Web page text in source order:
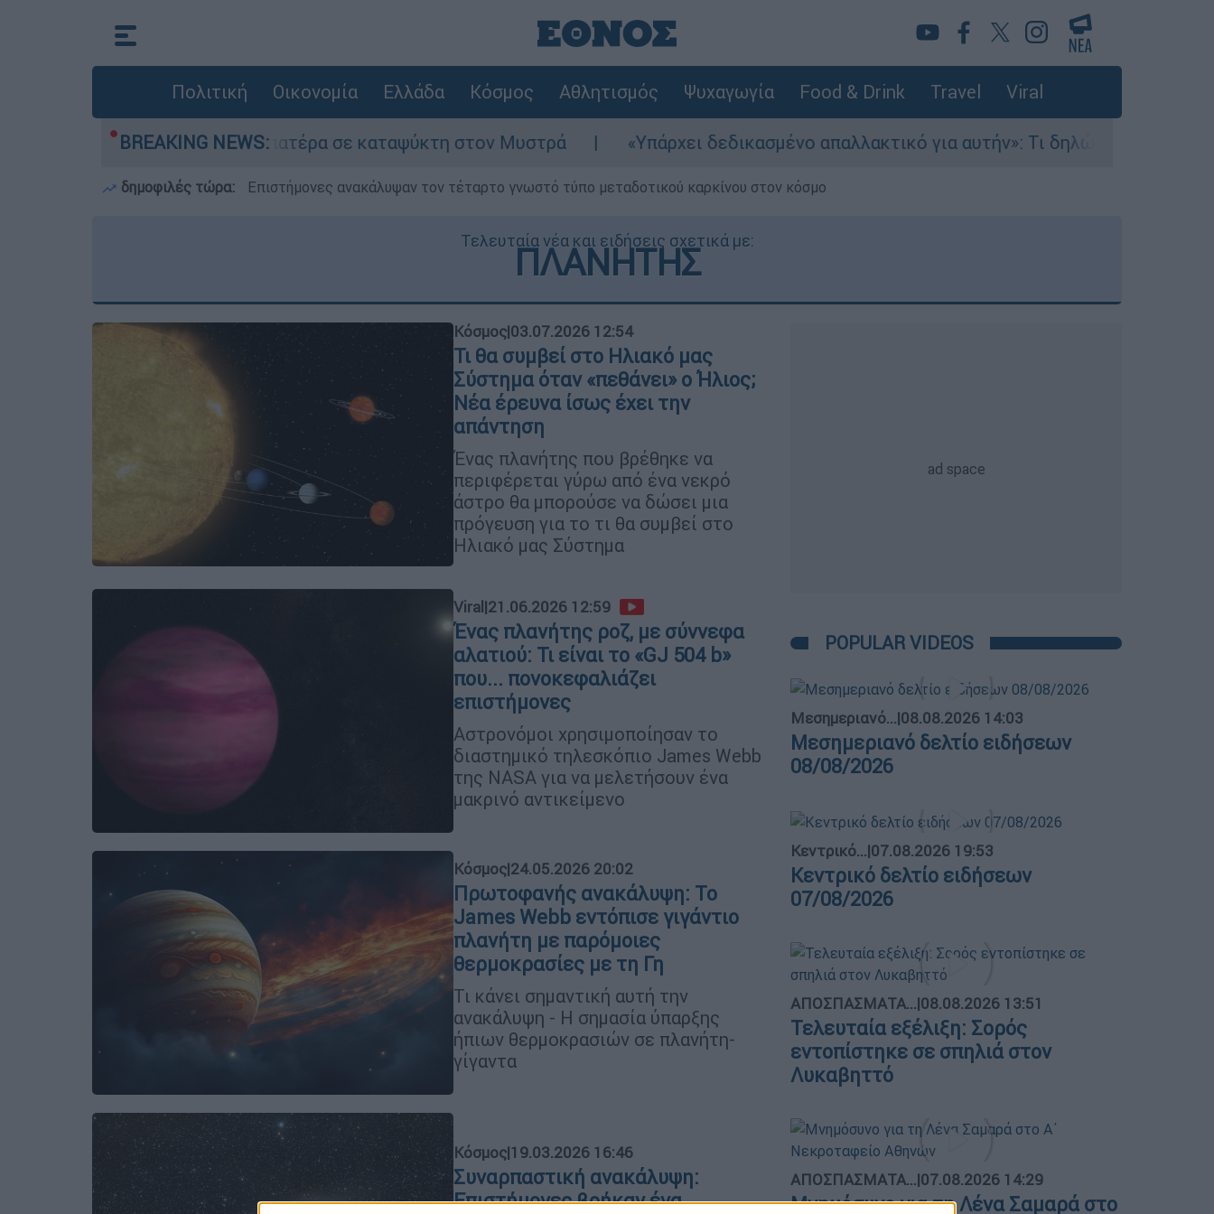
Πολιτική Οικονομία Ελλάδα Κόσμος Αθλητισμός Ψυχαγωγία Food & Drink Travel Viral
BREAKING NEWS:
τον νεκρό του πατέρα σε καταψύκτη στον Μυστρά «Υπάρχει δεδικασμένο απαλλακτικό για αυτήν»: Τι δηλώνει στο ethnos.gr ο Κώστας
δημοφιλές τώρα: Επιστήμονες ανακάλυψαν τον τέταρτο γνωστό τύπο μεταδοτικού καρκίνου στον κόσμο
Τελευταία νέα και ειδήσεις σχετικά με:
ΠΛΑΝΗΤΗΣ
Κόσμος|03.07.2026 12:54
Τι θα συμβεί στο Ηλιακό μας
Σύστημα όταν «πεθάνει» ο Ήλιος;
Νέα έρευνα ίσως έχει την
απάντηση
Ένας πλανήτης που βρέθηκε να
περιφέρεται γύρω από ένα νεκρό
άστρο θα μπορούσε να δώσει μια
πρόγευση για το τι θα συμβεί στο
Ηλιακό μας Σύστημα
Viral|21.06.2026 12:59
Ένας πλανήτης ροζ, με σύννεφα
αλατιού: Τι είναι το «GJ 504 b»
που... πονοκεφαλιάζει
επιστήμονες
Αστρονόμοι χρησιμοποίησαν το
διαστημικό τηλεσκόπιο James Webb
της NASA για να μελετήσουν ένα
μακρινό αντικείμενο
Κόσμος|24.05.2026 20:02
Πρωτοφανής ανακάλυψη: Το
James Webb εντόπισε γιγάντιο
πλανήτη με παρόμοιες
θερμοκρασίες με τη Γη
Τι κάνει σημαντική αυτή την
ανακάλυψη - Η σημασία ύπαρξης
ήπιων θερμοκρασιών σε πλανήτη-
γίγαντα
Κόσμος|19.03.2026 16:46
Συναρπαστική ανακάλυψη:
Επιστήμονες βρήκαν ένα
POPULAR VIDEOS
Μεσημεριανό...|08.08.2026 14:03
Μεσημεριανό δελτίο ειδήσεων
08/08/2026
Κεντρικό...|07.08.2026 19:53
Κεντρικό δελτίο ειδήσεων
07/08/2026
ΑΠΟΣΠΑΣΜΑΤΑ...|08.08.2026 13:51
Τελευταία εξέλιξη: Σορός
εντοπίστηκε σε σπηλιά στον
Λυκαβηττό
ΑΠΟΣΠΑΣΜΑΤΑ...|07.08.2026 14:29
Μνημόσυνο για τη Λένα Σαμαρά στο